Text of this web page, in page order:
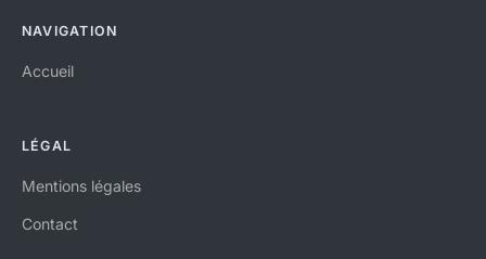
NAVIGATION
Accueil
LÉGAL
Mentions légales
Contact